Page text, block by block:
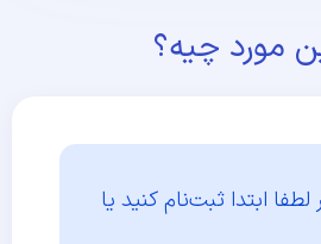
مورد چیه؟
ابتدا ثبت‌نام کنید یا